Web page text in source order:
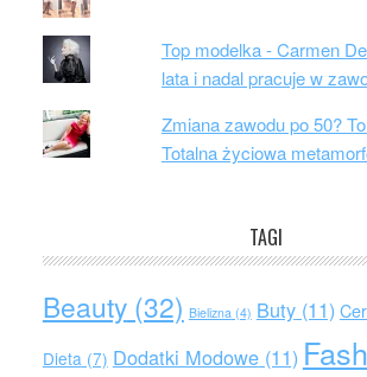
Top modelka - Carmen
lata i nadal pracuje w
Zmiana zawodu po 50?
Totalna życiowa
TAGI
Beauty(32) Bielizna(4) Buty(11)
Dieta(7) Dodatki Modowe(11)